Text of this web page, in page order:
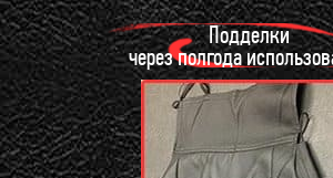
Подделки
через полгода